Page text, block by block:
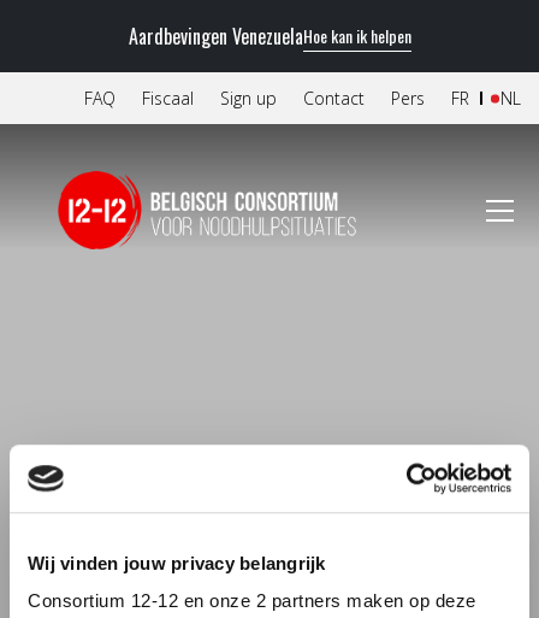
Wij vinden jouw privacy belangrijk
Consortium 12-12 en onze 2 partners maken op deze
Aardbevingen VenezuelaHoe kan ik helpen
FAQ Fiscaal Sign up Contact Pers NL
FR